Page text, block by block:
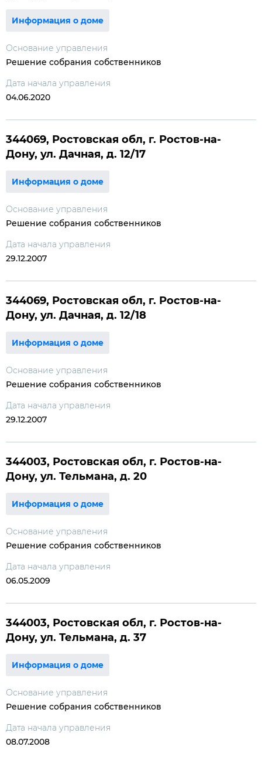
Информация о доме
Основание управления
Решение собрания собственников
Дата начала управления
04.06.2020
344069, Ростовская обл, г. Ростов-на-
Дону, ул. Дачная, д. 12/17
Информация о доме
Основание управления
Решение собрания собственников
Дата начала управления
29.12.2007
344069, Ростовская обл, г. Ростов-на-
Дону, ул. Дачная, д. 12/18
Информация о доме
Основание управления
Решение собрания собственников
Дата начала управления
29.12.2007
344003, Ростовская обл, г. Ростов-на-
Дону, ул. Тельмана, д. 20
Информация о доме
Основание управления
Решение собрания собственников
Дата начала управления
06.05.2009
344003, Ростовская обл, г. Ростов-на-
Дону, ул. Тельмана, д. 37
Информация о доме
Основание управления
Решение собрания собственников
Дата начала управления
08.07.2008